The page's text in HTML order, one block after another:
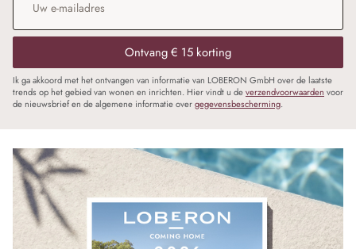
Ontvang € 15 korting
Ik ga akkoord met het ontvangen van informatie van LOBERON GmbH over de laatste
trends op het gebied van wonen en inrichten. Hier vindt u deverzendvoorwaarden voor
de nieuwsbrief en de algemene informatie overgegevensbescherming.